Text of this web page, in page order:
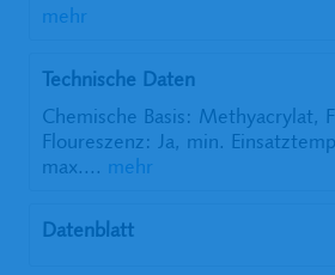
mehr
Technische Daten
Chemische Basis: Methyacrylat,
Floureszenz: Ja, min.
max.... mehr
Datenblatt